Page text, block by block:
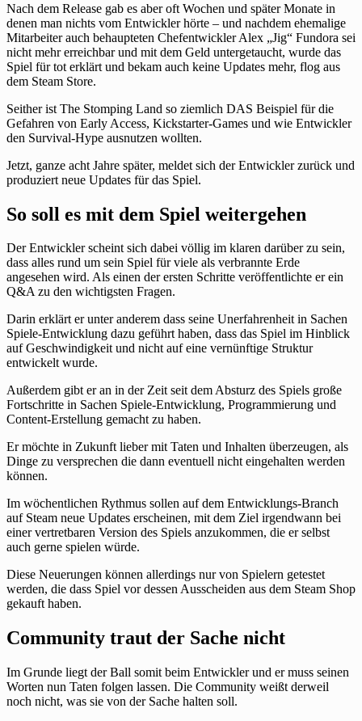
Nach dem Release gab es aber oft Wochen und später Monate in
denen man nichts vom Entwickler hörte – und nachdem ehemalige
Mitarbeiter auch behaupteten Chefentwickler Alex „Jig“ Fundora sei
nicht mehr erreichbar und mit dem Geld untergetaucht, wurde das
Spiel für tot erklärt und bekam auch keine Updates mehr, flog aus
dem Steam Store.
Seither ist The Stomping Land so ziemlich DAS Beispiel für die
Gefahren von Early Access, Kickstarter-Games und wie Entwickler
den Survival-Hype ausnutzen wollten.
Jetzt, ganze acht Jahre später, meldet sich der Entwickler zurück und
produziert neue Updates für das Spiel.
So soll es mit dem Spiel weitergehen
Der Entwickler scheint sich dabei völlig im klaren darüber zu sein,
dass alles rund um sein Spiel für viele als verbrannte Erde
angesehen wird. Als einen der ersten Schritte veröffentlichte er ein
Q&A zu den wichtigsten Fragen.
Darin erklärt er unter anderem dass seine Unerfahrenheit in Sachen
Spiele-Entwicklung dazu geführt haben, dass das Spiel im Hinblick
auf Geschwindigkeit und nicht auf eine vernünftige Struktur
entwickelt wurde.
Außerdem gibt er an in der Zeit seit dem Absturz des Spiels große
Fortschritte in Sachen Spiele-Entwicklung, Programmierung und
Content-Erstellung gemacht zu haben.
Er möchte in Zukunft lieber mit Taten und Inhalten überzeugen, als
Dinge zu versprechen die dann eventuell nicht eingehalten werden
können.
Im wöchentlichen Rythmus sollen auf dem Entwicklungs-Branch
auf Steam neue Updates erscheinen, mit dem Ziel irgendwann bei
einer vertretbaren Version des Spiels anzukommen, die er selbst
auch gerne spielen würde.
Diese Neuerungen können allerdings nur von Spielern getestet
werden, die dass Spiel vor dessen Ausscheiden aus dem Steam Shop
gekauft haben.
Community traut der Sache nicht
Im Grunde liegt der Ball somit beim Entwickler und er muss seinen
Worten nun Taten folgen lassen. Die Community weißt derweil
noch nicht, was sie von der Sache halten soll.